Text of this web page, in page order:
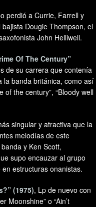
perdió a Currie, Farrell y
Dougie Thompson, el
John Helliwell.
Of The Century”
de su carrera que contenía
la banda británica, como así
of the century”, “Bloody well
singular y atractiva que la
melodías de este
y Ken Scott,
supo encauzar al grupo
estructuras onanistas.
(1975), Lp de nuevo con
Moonshine” o “Ain’t